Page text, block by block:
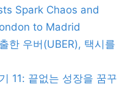
Spark Chaos and
to Madrid
한 우버(UBER), 택시를
11: 끝없는 성장을 꿈꾸